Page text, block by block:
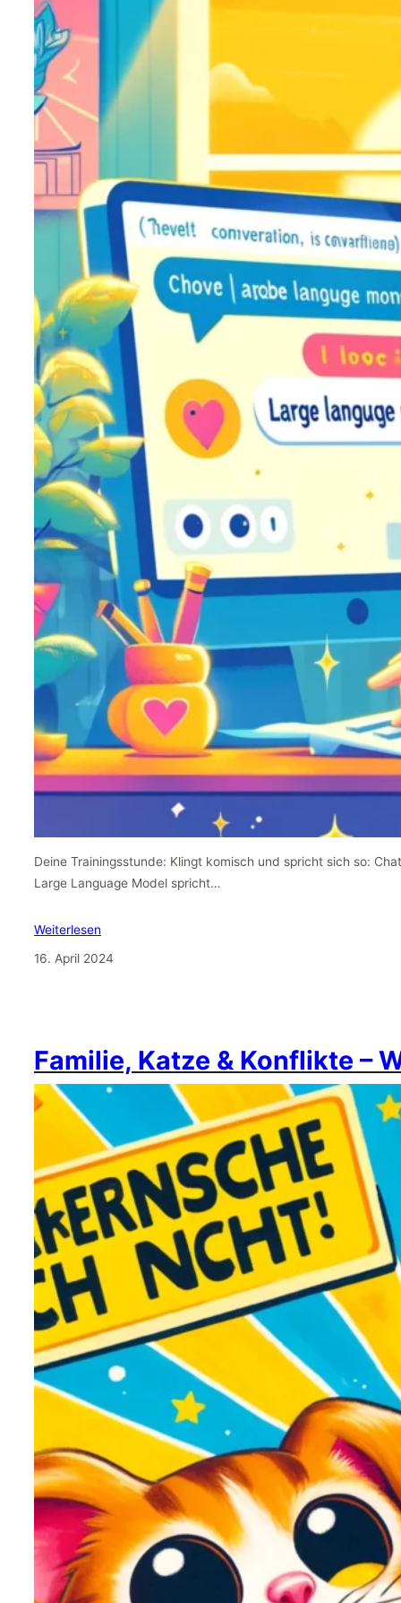
Deine Trainingsstunde: Klingt komisch und spricht sich so:
Large Language Model spricht…
Weiterlesen
16. April 2024
Familie, Katze & Konflikte –